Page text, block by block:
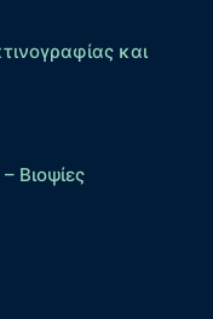
και
Βιοψίες